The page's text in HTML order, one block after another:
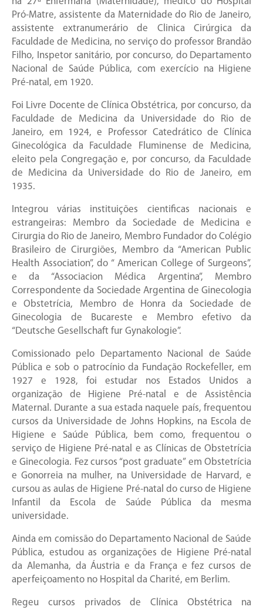
Pró-Matre, assistente da Maternidade do Rio de Janeiro,
assistente extranumerário de Clinica Cirúrgica da
Faculdade de Medicina, no serviço do professor Brandão
Filho, Inspetor sanitário, por concurso, do Departamento
Nacional de Saúde Pública, com exercício na Higiene
Pré-natal, em 1920.
Foi Livre Docente de Clínica Obstétrica, por concurso, da
Faculdade de Medicina da Universidade do Rio de
Janeiro, em 1924, e Professor Catedrático de Clínica
Ginecológica da Faculdade Fluminense de Medicina,
eleito pela Congregação e, por concurso, da Faculdade
de Medicina da Universidade do Rio de Janeiro, em
1935.
Integrou várias instituições cientificas nacionais e
estrangeiras: Membro da Sociedade de Medicina e
Cirurgia do Rio de Janeiro, Membro Fundador do Colégio
Brasileiro de Cirurgiões, Membro da “American Public
Health Association”, do “ American College of Surgeons”,
e da “Associacion Médica Argentina”, Membro
Correspondente da Sociedade Argentina de Ginecologia
e Obstetrícia, Membro de Honra da Sociedade de
Ginecologia de Bucareste e Membro efetivo da
“Deutsche Gesellschaft fur Gynakologie”.
Comissionado pelo Departamento Nacional de Saúde
Pública e sob o patrocínio da Fundação Rockefeller, em
1927 e 1928, foi estudar nos Estados Unidos a
organização de Higiene Pré-natal e de Assistência
Maternal. Durante a sua estada naquele país, frequentou
cursos da Universidade de Johns Hopkins, na Escola de
Higiene e Saúde Pública, bem como, frequentou o
serviço de Higiene Pré-natal e as Clínicas de Obstetrícia
e Ginecologia. Fez cursos “post graduate” em Obstetrícia
e Gonorreia na mulher, na Universidade de Harvard, e
cursou as aulas de Higiene Pré-natal do curso de Higiene
Infantil da Escola de Saúde Pública da mesma
universidade.
Ainda em comissão do Departamento Nacional de Saúde
Pública, estudou as organizações de Higiene Pré-natal
da Alemanha, da Áustria e da França e fez cursos de
aperfeiçoamento no Hospital da Charité, em Berlim.
Regeu cursos privados de Clínica Obstétrica na